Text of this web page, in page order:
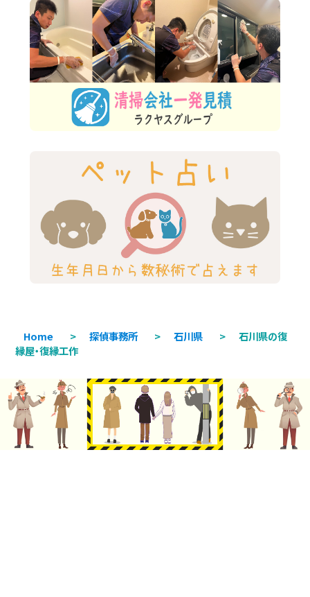
Home > 探偵事務所 > 石川県 >
石川県の復
縁屋・復縁工作